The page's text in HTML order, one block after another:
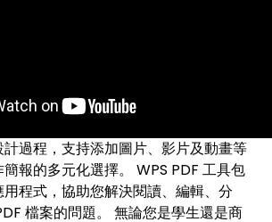
過程，支持添加圖片、影片及動畫等
報的多元化選擇。 WPS PDF 工具包
程式，協助您解決閱讀、編輯、分
檔案的問題。 無論您是學生還是商